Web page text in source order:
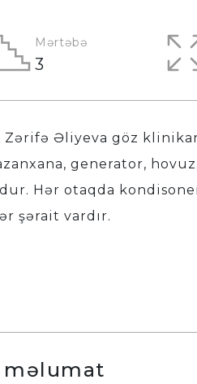
Mərtəbə
3
Zərifə Əliyeva göz
generator,
Hər otaqda
şərait vardır.
məlumat